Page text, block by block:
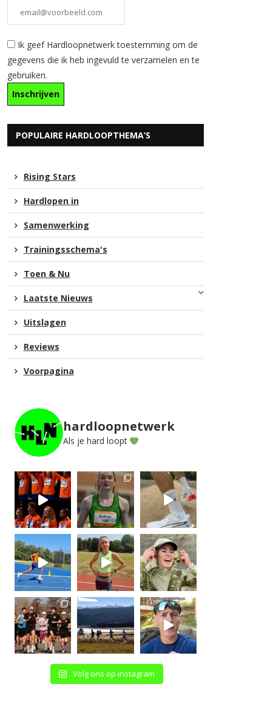
Ik geef Hardloopnetwerk toestemming om de
gegevens die ik heb ingevuld te verzamelen en te
gebruiken.
POPULAIRE HARDLOOPTHEMA’S
Rising Stars
Hardlopen in
Samenwerking
Trainingsschema's
Toen & Nu
Laatste Nieuws
Uitslagen
Reviews
Voorpagina
hardloopnetwerk
Als je hard loopt
Volg ons op instagram